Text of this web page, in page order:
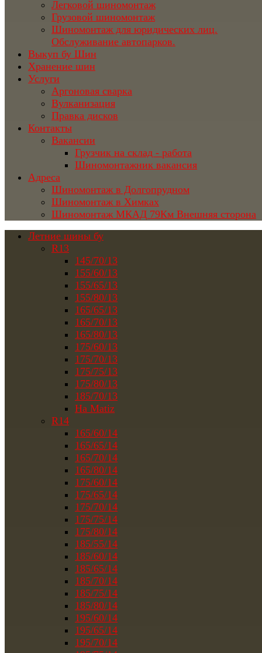
Легковой шиномонтаж
Грузовой шиномонтаж
Шиномонтаж для юридических лиц.
Обслуживание автопарков.
Выкуп бу Шин
Хранение шин
Услуги
Аргоновая сварка
Вулканизация
Правка дисков
Контакты
Вакансии
Грузчик на склад - работа
Шиномонтажник вакансия
Адреса
Шиномонтаж в Долгопрудном
Шиномонтаж в Химках
Шиномонтаж МКАД 79Км Внешняя сторона
Летние шины бу
R13
145/70/13
155/60/13
155/65/13
155/80/13
165/65/13
165/70/13
165/80/13
175/60/13
175/70/13
175/75/13
175/80/13
185/70/13
На Matiz
R14
165/60/14
165/65/14
165/70/14
165/80/14
175/60/14
175/65/14
175/70/14
175/75/14
175/80/14
185/55/14
185/60/14
185/65/14
185/70/14
185/75/14
185/80/14
195/60/14
195/65/14
195/70/14